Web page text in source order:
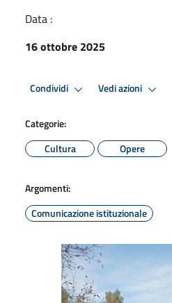
Data :
16 ottobre 2025
Condividi Vedi azioni
Categorie:
Cultura
Opere
Argomenti:
Comunicazione istituzionale